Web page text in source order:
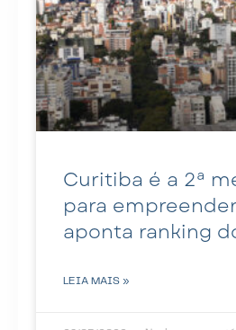
Curitiba é a 2ª
para
aponta ranking
LEIA MAIS »